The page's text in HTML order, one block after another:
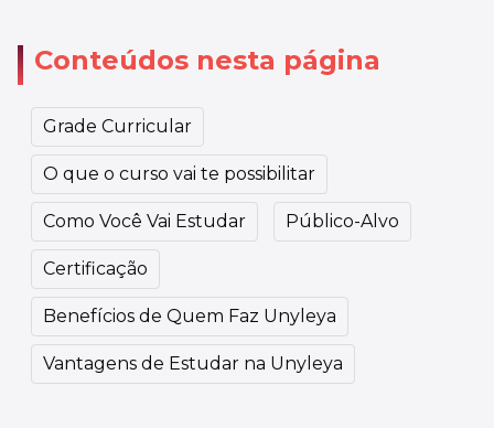
Conteúdos nesta página
Grade Curricular
O que o curso vai te possibilitar
Como Você Vai Estudar Público-Alvo
Certificação
Benefícios de Quem Faz Unyleya
Vantagens de Estudar na Unyleya